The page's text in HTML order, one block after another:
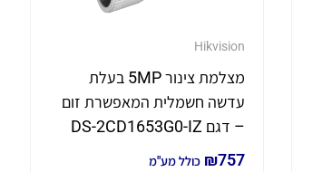
Hikvision
מצלמת צינור 5MP בעלת
עדשה חשמלית המאפשרת זום
– דגם DS-2CD1653G0-IZ
₪757 כולל מע"מ